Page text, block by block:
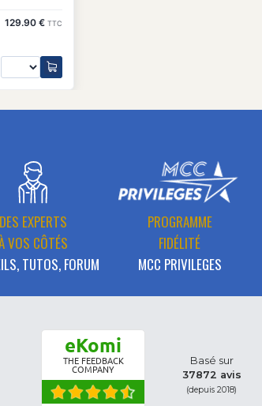
129.90 € TTC
DES EXPERTS
VOS CÔTÉS
TUTOS, FORUM
PROGRAMME
FIDÉLITÉ
MCC PRIVILEGES
eKomi
THE FEEDBACK
COMPANY
Basé sur
37872 avis
(depuis 2018)